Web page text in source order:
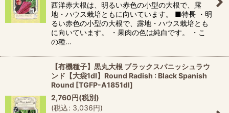
西洋赤大根は、明るい赤色の小型の大根で、露
地・ハウス栽培ともに向いています。 ■特長 ・明
るい赤色の小型の大根で、露地・ハウス栽培とも
に向いています。 ・果肉の色は純白です。 ・こ
の種…
【有機種子】黒丸大根 ブラックスパニッシュラウ
ンド【大袋1dl】Round Radish : Black Spanish
Round [TGFP-A1851dl]
2,760円(税別)
(税込: 3,036円)